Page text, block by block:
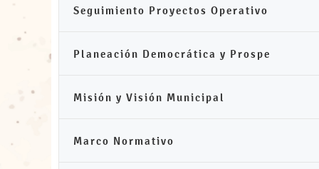
Seguimiento Proyectos Operativo
Planeación Democrática y Prospe
Misión y Visión Municipal
Marco Normativo